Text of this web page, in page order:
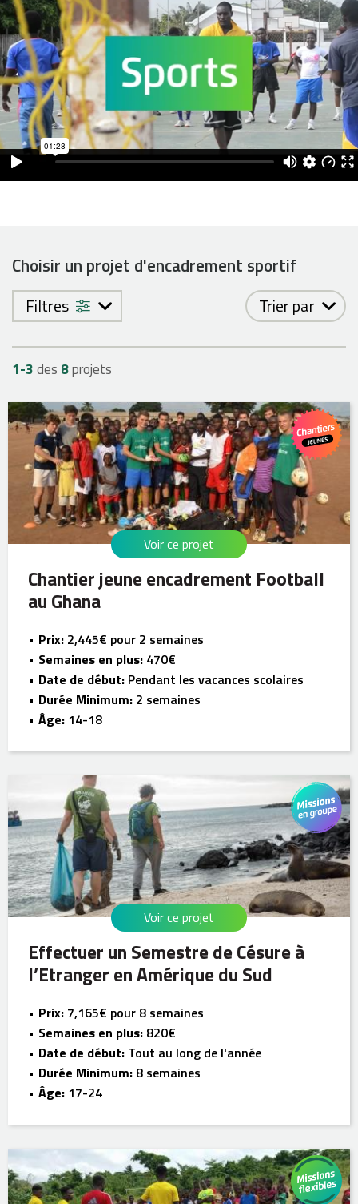
Choisir un projet d'encadrement sportif
Filtres Trier par
1-3des 8projets
Chantier jeune encadrement Football
au Ghana
Voir ce projet
Prix: 2,445€ pour 2 semaines
Semaines en plus: 470€
Date de début: Pendant les vacances scolaires
Durée Minimum: 2 semaines
Âge: 14-18
Effectuer un Semestre de Césure à
l’Etranger en Amérique du Sud
Voir ce projet
Prix: 7,165€ pour 8 semaines
Semaines en plus: 820€
Date de début: Tout au long de l'année
Durée Minimum: 8 semaines
Âge: 17-24